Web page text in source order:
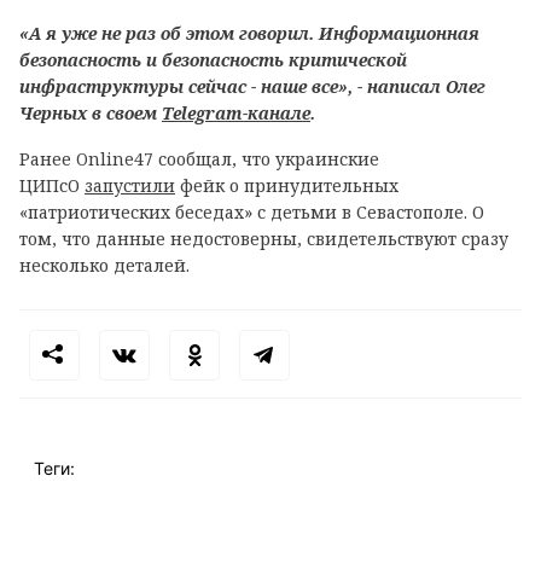
«А я уже не раз об этом говорил. Информационная
безопасность и безопасность критической
инфраструктуры сейчас - наше все», - написал Олег
Черных в своем Telegram-канале.
Ранее Online47 сообщал, что украинские
ЦИПсО запустили фейк о принудительных
«патриотических беседах» с детьми в Севастополе. О
том, что данные недостоверны, свидетельствуют сразу
несколько деталей.
Теги: